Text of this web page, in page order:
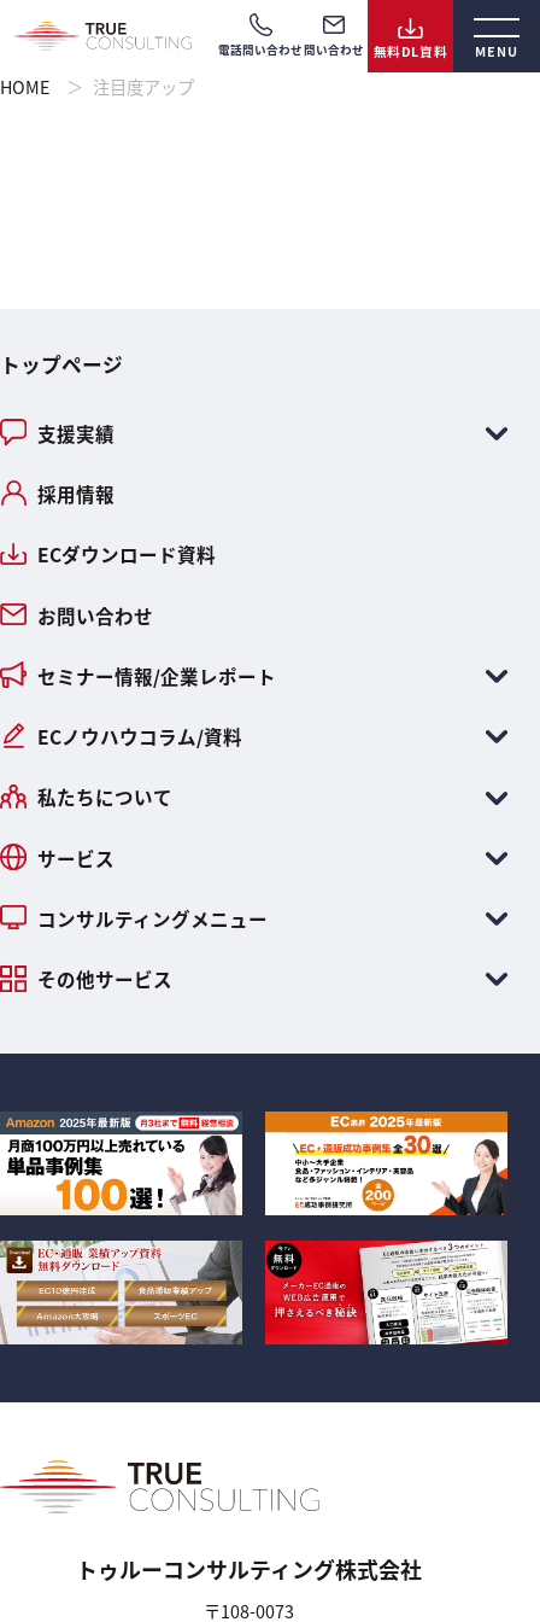
電話問い合わせ問い合わせ
HOME 注目度アップ
トップページ
支援実績
採用情報
ECダウンロード資料
お問い合わせ
セミナー情報/企業レポート
ECノウハウコラム/資料
私たちについて
サービス
コンサルティングメニュー
その他サービス
トゥルーコンサルティング株式会社
〒108-0073